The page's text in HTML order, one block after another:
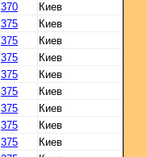
370
Киев
375
Киев
375
Киев
375
Киев
375
Киев
375
Киев
375
Киев
375
Киев
375
Киев